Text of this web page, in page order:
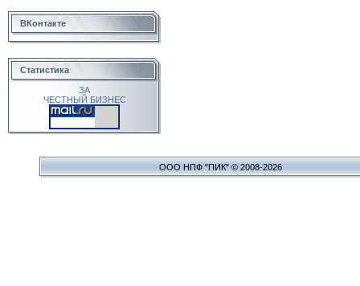
ВКонтакте
Статистика
ЗА
ЧЕСТНЫЙ БИЗНЕС
ООО НПФ "ПИК" © 2008-2026